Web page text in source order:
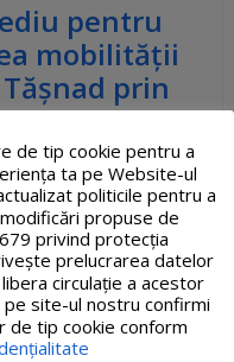
pentru
mobilității
prin
de
Nord-
mobilitatii-
general,Avizier
de tip cookie pentru a
ta pe Website-ul
politicile pentru a
propuse de
privind protecția
prelucrarea datelor
circulație a acestor
pe site-ul nostru confirmi
de tip cookie conform